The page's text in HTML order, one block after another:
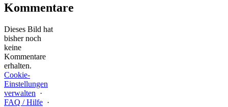
Kommentare
Dieses Bild hat
bisher noch
keine
Kommentare
erhalten.
Cookie-
Einstellungen
verwalten ·
FAQ / Hilfe ·